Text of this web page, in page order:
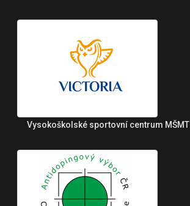
Vysokoškolské sportovní centrum MŠMT